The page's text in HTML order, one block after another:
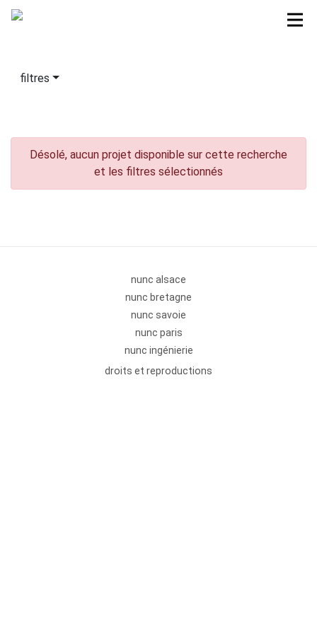
filtres
Désolé, aucun projet disponible sur cette recherche
et les filtres sélectionnés
nunc alsace
nunc bretagne
nunc savoie
nunc paris
nunc ingénierie
droits et reproductions